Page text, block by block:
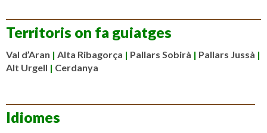
Territoris on fa guiatges
Val d’Aran | Alta Ribagorça | Pallars Sobirà | Pallars Jussà |
Alt Urgell | Cerdanya
Idiomes